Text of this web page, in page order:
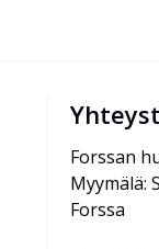
Forssan
Myymälä:
Forssa